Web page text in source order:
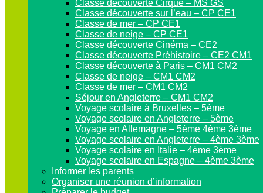
Classe découverte Cirque – MS GS
Classe découverte sur l’eau – CP CE1
Classe de mer – CP CE1
Classe de neige – CP CE1
Classe découverte Cinéma – CE2
Classe découverte Préhistoire – CE2 CM1
Classe découverte à Paris – CM1 CM2
Classe de neige – CM1 CM2
Classe de mer – CM1 CM2
Séjour en Angleterre – CM1 CM2
Voyage scolaire à Bruxelles – 5ème
Voyage scolaire en Angleterre – 5ème
Voyage en Allemagne – 5ème 4ème 3ème
Voyage scolaire en Angleterre – 4ème 3ème
Voyage scolaire en Italie – 4ème 3ème
Voyage scolaire en Espagne – 4ème 3ème
Informer les parents
Organiser une réunion d’information